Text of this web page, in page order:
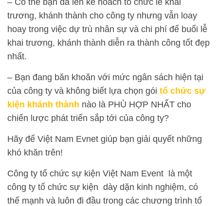
– Có thể bạn đã lên kế hoach tổ chức lễ khai
trương, khánh thành cho công ty nhưng vẫn loay
hoay trong việc dự trù nhân sự và chi phí để buổi lễ
khai trương, khánh thành diễn ra thành công tốt đẹp
nhất.
– Bạn đang băn khoăn với mức ngân sách hiện tại
của công ty và không biết lựa chọn gói tổ chức sự
kiện khánh thành nào là PHÙ HỢP NHẤT cho
chiến lược phát triển sắp tới của công ty?
Hãy để Việt Nam Evnet giúp bạn giải quyết những
khó khăn trên!
Công ty tổ chức sự kiện Việt Nam Event là một
công ty tổ chức sự kiện dày dặn kinh nghiệm, có
thế mạnh và luôn đi đầu trong các chương trình tổ